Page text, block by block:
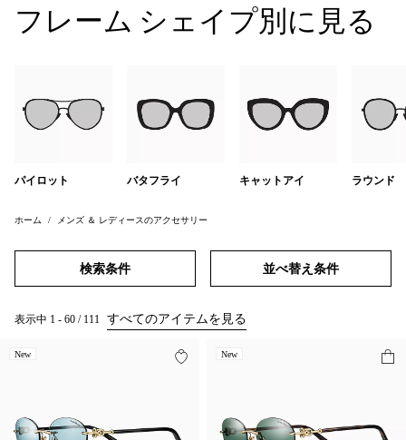
フレーム シェイプ別に見る
パイロット バタフライ キャットアイ ラウンド
メンズ ＆ レディースのアクセサリー
検索条件 並べ替え条件
表示中 すべてのアイテムを見る